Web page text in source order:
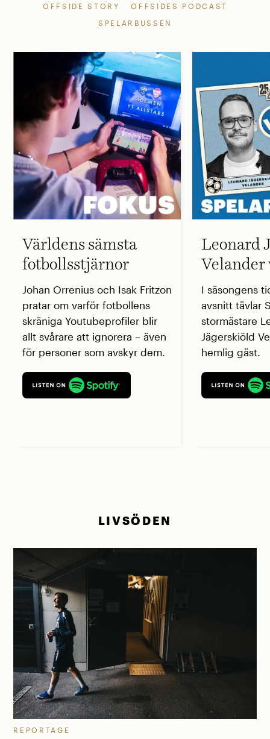
OFFSIDE STORY
OFFSIDES PODCAST
SPELARBUSSEN
Världens sämsta
fotbollsstjärnor
Johan Orrenius och Isak Fritzon
pratar om varför fotbollens
skräniga Youtubeprofiler blir
allt svårare att ignorera – även
för personer som avskyr dem.
Leonard
Velander
I säsongens
avsnitt tävlar
stormästare
Jägerskiöld
hemlig gäst.
LIVSÖDEN
REPORTAGE